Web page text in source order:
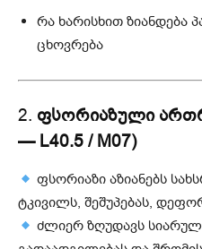
რა ხარისხით ზიანდება
ცხოვრება
2. ფსორიაზული
— L40.5 / M07)
ფსორიაზი აზიანებს
ტკივილს, შეშუპებას,
ძლიერ ზღუდავს